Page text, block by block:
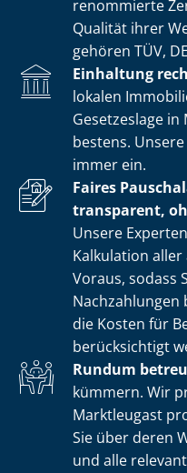
renommierte
Qualität ihrer
gehören TÜV,
Einhaltung
lokalen
Gesetzeslage
bestens.
immer ein.
Faires
transparent,
Unsere
Kalkulation
Voraus, sodass
Nachzahlungen
die Kosten für
berücksichtigt
Rundum
kümmern. Wir
Marktleugast
Sie über deren
und alle